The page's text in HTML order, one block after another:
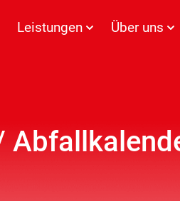
Leistungen Über uns